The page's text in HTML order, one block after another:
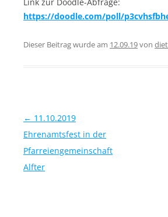
https://doodle.com/poll/
Dieser Beitrag wurde am 12.09.19von
Beitragsnavigation
← 11.10.2019
Ehrenamtsfest in der
Pfarreiengemeinschaft
Alfter